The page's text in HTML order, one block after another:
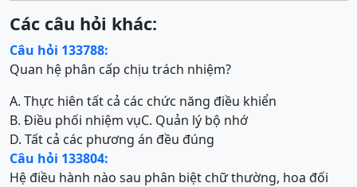
Các câu hỏi khác:
Câu hỏi 133788:
Quan hệ phân cấp chịu trách nhiệm?
A. Thực hiên tất cả các chức năng điều khiển
B. Điều phối nhiệm vụC. Quản lý bộ nhớ
D. Tất cả các phương án đều đúng
Câu hỏi 133804:
Hệ điều hành nào sau phân biệt chữ thường, hoa đối